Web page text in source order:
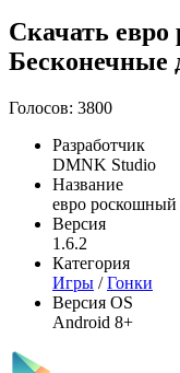
Скачать
Бесконечные
Голосов: 3800
Разработчик
DMNK Studio
Название
евро роскошный
Версия
1.6.2
Категория
Игры /Гонки
Версия OS
Android 8+